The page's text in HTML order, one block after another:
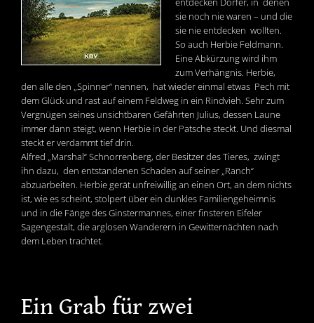
sie noch nie waren – und die
sie nie entdecken wollten.
So auch Herbie Feldmann.
Eine Abkürzung wird ihm
zum Verhängnis. Herbie,
den alle den „Spinner“ nennen, hat wieder einmal etwas Pech mit
dem Glück und rast auf einem Feldweg in ein Rindvieh. Sehr zum
Vergnügen seines unsichtbaren Gefährten Julius, dessen Laune
immer dann steigt, wenn Herbie in der Patsche steckt. Und diesmal
steckt er verdammt tief drin.
Alfred „Marshal“ Schnorrenberg, der Besitzer des Tieres, zwingt
ihn dazu, den entstandenen Schaden auf seiner „Ranch“
abzuarbeiten. Herbie gerät unfreiwillig an einen Ort, an dem nichts
ist, wie es scheint, stolpert über ein dunkles Familiengeheimnis
und in die Fänge des Ginstermannes, einer finsteren Eifeler
Sagengestalt, die arglosen Wanderern in Gewitternächten nach
dem Leben trachtet.
Ein Grab für zwei